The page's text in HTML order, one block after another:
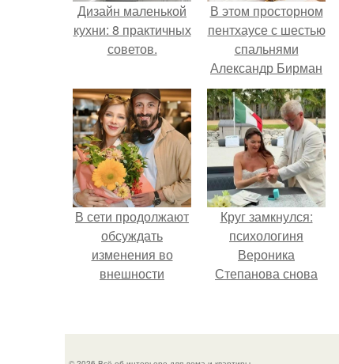
Дизайн маленькой
кухни: 8 практичных
советов.
В этом просторном
пентхаусе с шестью
спальнями
Александр Бирман
живет со своей
семьей.
В сети продолжают
обсуждать
изменения во
внешности
Круг замкнулся:
психологиня
Вероника
Степанова снова
бывшего мужа.